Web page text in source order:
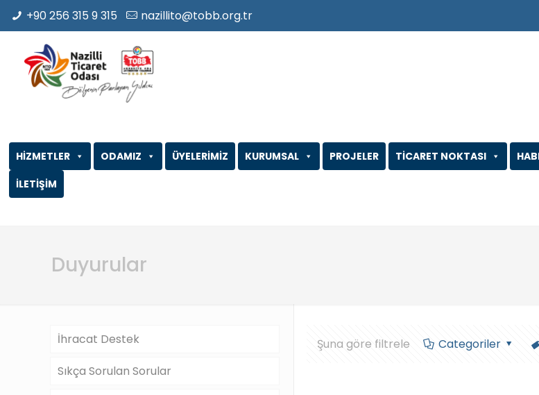
+90 256 315 9 315 nazillito@tobb.org.tr
ODAMIZ
HİZMETLER ÜYELERİMİZ KURUMSAL PROJELER TİCARET NOKTASI
İLETİŞİM
Duyurular
Şuna göre filtrele Categoriler
İhracat Destek
Sıkça Sorulan Sorular